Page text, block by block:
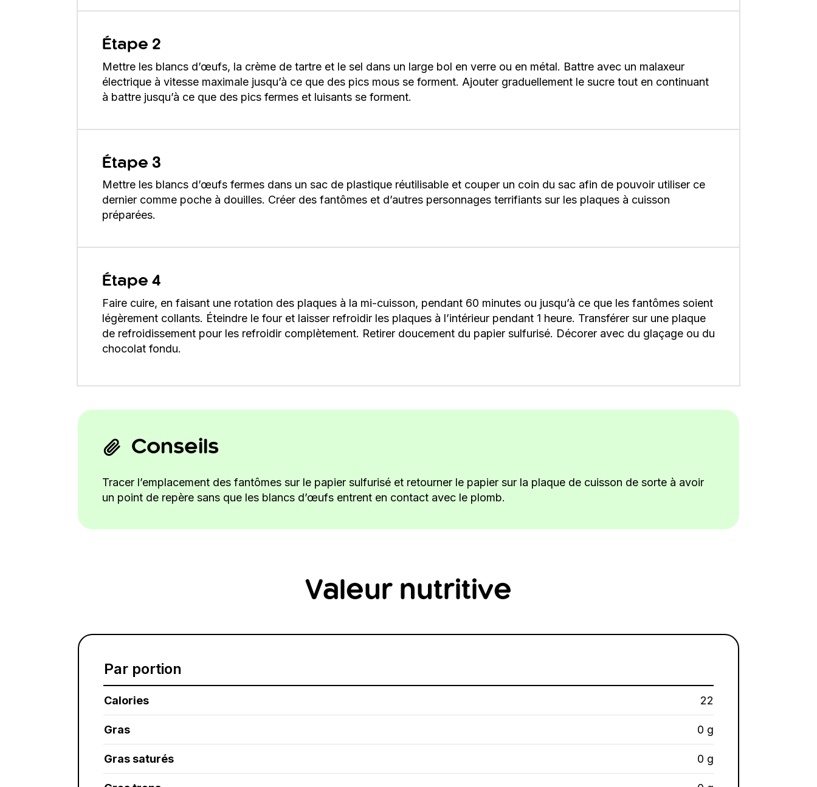
Étape 2
Mettre les blancs d’œufs, la crème de tartre et le sel dans un large bol en verre ou en métal. Battre avec un malaxeur
électrique à vitesse maximale jusqu’à ce que des pics mous se forment. Ajouter graduellement le sucre tout en continuant
à battre jusqu’à ce que des pics fermes et luisants se forment.
Étape 3
Mettre les blancs d’œufs fermes dans un sac de plastique réutilisable et couper un coin du sac afin de pouvoir utiliser ce
dernier comme poche à douilles. Créer des fantômes et d’autres personnages terrifiants sur les plaques à cuisson
préparées.
Étape 4
Faire cuire, en faisant une rotation des plaques à la mi-cuisson, pendant 60 minutes ou jusqu’à ce que les fantômes soient
légèrement collants. Éteindre le four et laisser refroidir les plaques à l’intérieur pendant 1 heure. Transférer sur une plaque
de refroidissement pour les refroidir complètement. Retirer doucement du papier sulfurisé. Décorer avec du glaçage ou du
chocolat fondu.
Conseils
Tracer l’emplacement des fantômes sur le papier sulfurisé et retourner le papier sur la plaque de cuisson de sorte à avoir
un point de repère sans que les blancs d’œufs entrent en contact avec le plomb.
Valeur nutritive
Par portion
Calories 22
Gras 0 g
Gras saturés 0 g